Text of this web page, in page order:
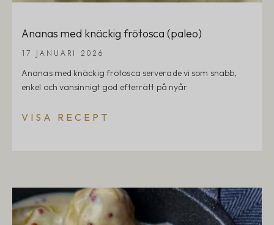
Ananas med knäckig frötosca (paleo)
17 JANUARI 2026
Ananas med knäckig frötosca serverade vi som snabb,
enkel och vansinnigt god efterrätt på nyår
VISA RECEPT